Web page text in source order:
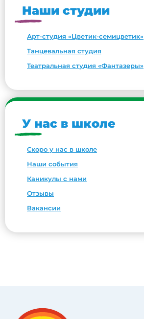
Наши студии
Арт-студия «Цветик-семицветик»
Танцевальная студия
Театральная студия «Фантазеры»
У нас в школе
Скоро у нас в школе
Наши события
Каникулы с нами
Отзывы
Вакансии